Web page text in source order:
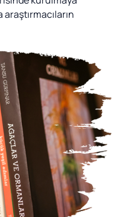
araştırmacıların